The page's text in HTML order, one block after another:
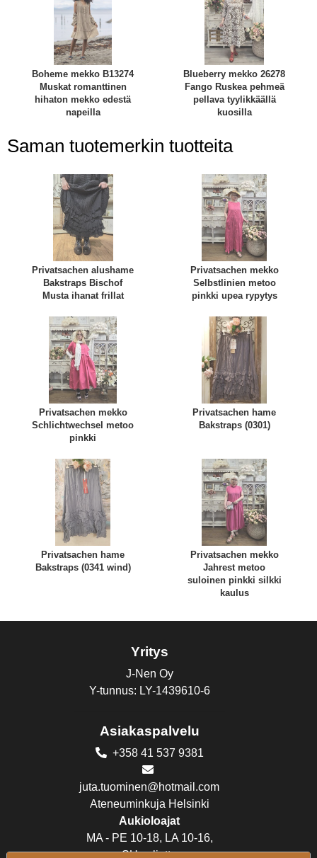
Boheme mekko B13274
Muskat romanttinen
hihaton mekko edestä
napeilla
Blueberry mekko 26278
Fango Ruskea pehmeä
pellava tyylikkäällä
kuosilla
Saman tuotemerkin tuotteita
Privatsachen alushame
Bakstraps Bischof
Musta ihanat frillat
Privatsachen mekko
Selbstlinien metoo
pinkki upea rypytys
Privatsachen mekko
Schlichtwechsel metoo
pinkki
Privatsachen hame
Bakstraps (0301)
Privatsachen hame
Bakstraps (0341 wind)
Privatsachen mekko
Jahrest metoo
suloinen pinkki silkki
kaulus
Yritys
J-Nen Oy
Y-tunnus: LY-1439610-6
Asiakaspalvelu
+358 41 537 9381
juta.tuominen@hotmail.com
Ateneuminkuja Helsinki
Aukioloajat
MA - PE 10-18, LA 10-16,
SU suljettu